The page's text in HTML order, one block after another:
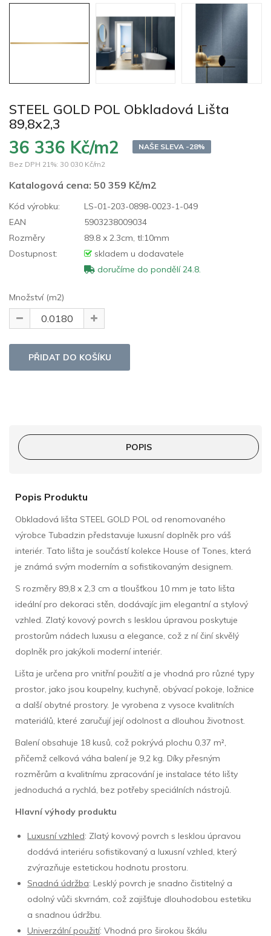
STEEL GOLD POL Obkladová Lišta
89,8x2,3
36 336 Kč/m2
NAŠE SLEVA -28%
Bez DPH 21%: 30 030 Kč/m2
Katalogová cena: 50 359 Kč/m2
Kód výrobku:
LS-01-203-0898-0023-1-049
EAN
5903238009034
Rozměry
89.8 x 2.3cm, tl:10mm
Dostupnost:
skladem u dodavatele
doručíme do pondělí 24.8.
Množství (m2)
POPIS
Popis Produktu
Obkladová lišta STEEL GOLD POL od renomovaného
výrobce Tubadzin představuje luxusní doplněk pro váš
interiér. Tato lišta je součástí kolekce House of Tones, která
je známá svým moderním a sofistikovaným designem.
S rozměry 89,8 x 2,3 cm a tloušťkou 10 mm je tato lišta
ideální pro dekoraci stěn, dodávajíc jim elegantní a stylový
vzhled. Zlatý kovový povrch s lesklou úpravou poskytuje
prostorům nádech luxusu a elegance, což z ní činí skvělý
doplněk pro jakýkoli moderní interiér.
Lišta je určena pro vnitřní použití a je vhodná pro různé typy
prostor, jako jsou koupelny, kuchyně, obývací pokoje, ložnice
a další obytné prostory. Je vyrobena z vysoce kvalitních
materiálů, které zaručují její odolnost a dlouhou životnost.
Balení obsahuje 18 kusů, což pokrývá plochu 0,37 m²,
přičemž celková váha balení je 9,2 kg. Díky přesným
rozměrům a kvalitnímu zpracování je instalace této lišty
jednoduchá a rychlá, bez potřeby speciálních nástrojů.
Hlavní výhody produktu
Luxusní vzhled: Zlatý kovový povrch s lesklou úpravou
dodává interiéru sofistikovaný a luxusní vzhled, který
zvýrazňuje estetickou hodnotu prostoru.
Snadná údržba: Lesklý povrch je snadno čistitelný a
odolný vůči skvrnám, což zajišťuje dlouhodobou estetiku
a snadnou údržbu.
Univerzální použití: Vhodná pro širokou škálu